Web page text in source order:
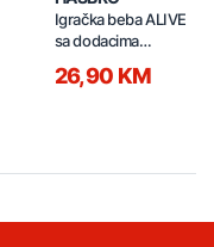
Igračka beba ALIVE
sa dodacima
26,90 KM